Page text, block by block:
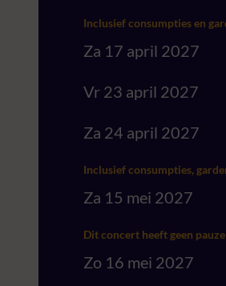
Inclusief consumpties en
Za 17 april 2027
Vr 23 april 2027
Za 24 april 2027
Inclusief consumpties,
Za 15 mei 2027
Dit concert heeft geen pauze
Zo 16 mei 2027